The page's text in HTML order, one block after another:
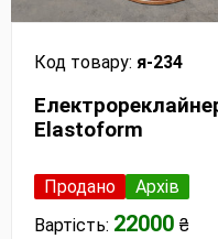
Код товару: я-234
Elastoform
Продано
Архів
Вартість: 22000 ₴